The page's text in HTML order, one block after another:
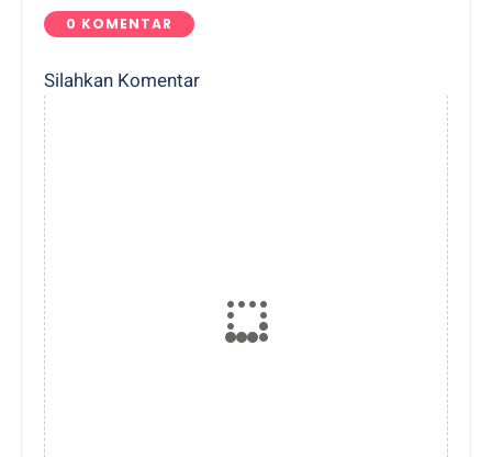
0 KOMENTAR
Silahkan Komentar